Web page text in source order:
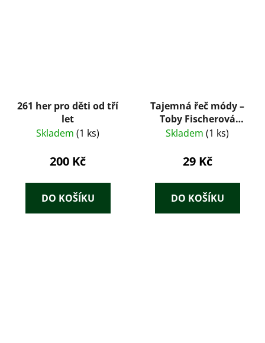
261 her pro děti od tří
let
Skladem (1 ks)
200 Kč
DO KOŠÍKU
Tajemná řeč módy –
Toby Fischerová
Mirkinová (1996)
Skladem (1 ks)
29 Kč
DO KOŠÍKU